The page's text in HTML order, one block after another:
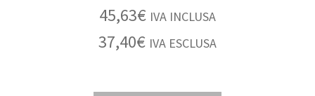
45,63€ IVA INCLUSA
37,40€ IVA ESCLUSA